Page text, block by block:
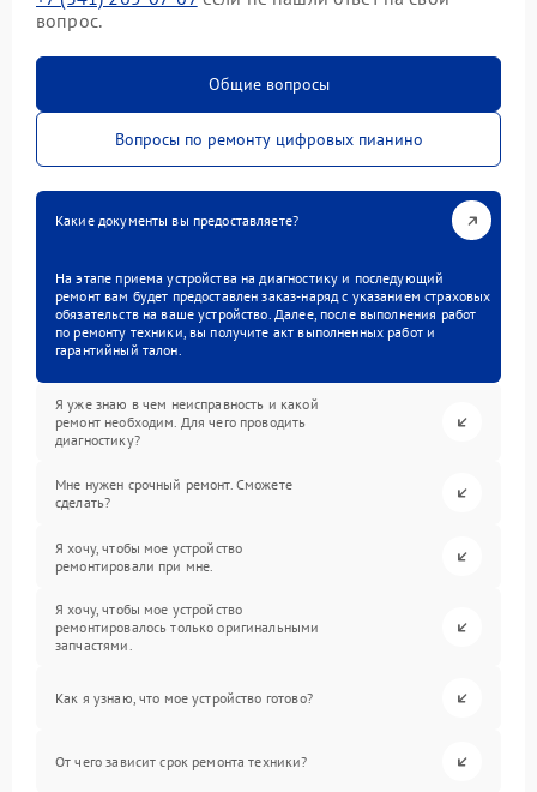
вопрос.
Общие вопросы
Вопросы по ремонту цифровых пианино
Какие документы вы предоставляете?
На этапе приема устройства на диагностику и последующий
ремонт вам будет предоставлен заказ-наряд с указанием страховых
обязательств на ваше устройство. Далее, после выполнения работ
по ремонту техники, вы получите акт выполненных работ и
гарантийный талон.
Я уже знаю в чем неисправность и какой
ремонт необходим. Для чего проводить
диагностику?
Мне нужен срочный ремонт. Сможете
сделать?
Я хочу, чтобы мое устройство
ремонтировали при мне.
Я хочу, чтобы мое устройство
ремонтировалось только оригинальными
запчастями.
Как я узнаю, что мое устройство готово?
От чего зависит срок ремонта техники?